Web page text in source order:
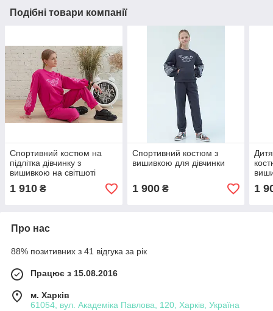
Подібні товари компанії
Спортивний костюм на
підлітка дівчинку з
вишивкою на світшоті
1 910 ₴
Спортивний костюм з
вишивкою для дівчинки
1 900₴ 1
Про нас
88% позитивних з 41 відгука за рік
Працює з 15.08.2016
м. Харків
61054, вул. Академіка Павлова, 120, Харків, Україна